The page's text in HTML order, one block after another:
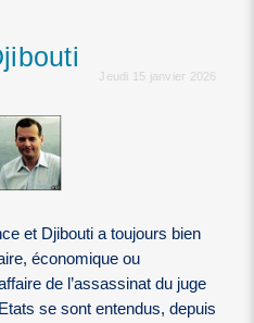
Jeudi 15 janvier 2026
et Djibouti a toujours bien
économique ou
de l’assassinat du juge
se sont entendus, depuis